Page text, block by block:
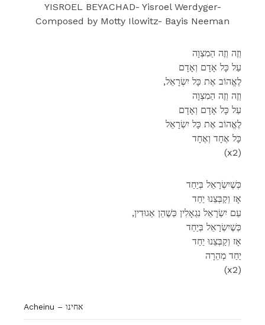
YISROEL BEYACHAD- Yisroel Werdyger-
Composed by Motty Ilowitz- Bayis Neeman
וְזֶה וְזֶה הַמִצְוָה
עַל כָּל אָדָם וְאָדָם
,לֶאֱהוֹב אֶת כָּל יִשְׂרָאֵל
וְזֶה וְזֶה הַמִצְוָה
עַל כָּל אָדָם וְאָדָם
לֶאֱהוֹב אֶת כָּל יִשְׂרָאֵל
כָּל אֶחָד וְאֶחָד
(x2)
כְּשֶׁיִשְׂרָאֵל בְּיַחַד
אָז וְקַבְּצֵנוּ יַחַד
,עַם יִשְׂרָאֵל נִגְאָלִין כְּשֶׁהֵן אַגוּדִין
כְּשֶׁיִשְׂרָאֵל בְּיַחַד
אָז וְקַבְּצֵנוּ יַחַד
יַחַד מְהֵרָה
(x2)
Acheinu – אחינו